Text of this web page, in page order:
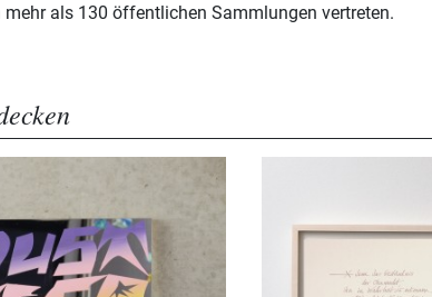
als 130 öffentlichen Sammlungen vertreten.